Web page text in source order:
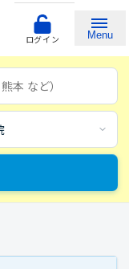
ログイン Menu